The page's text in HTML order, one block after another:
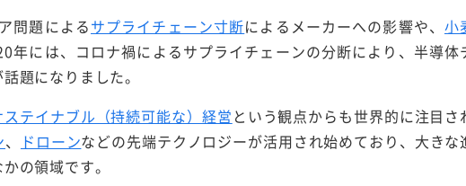
問題によるサプライチェーン寸断によるメーカーへの影響や、 小
年には、コロナ禍によるサプライチェーンの分断により、半導体
話題になりました。
ステイナブル（持続可能な）経営 という観点からも世界的に注目さ
、 ドローンなどの先端テクノロジーが活用され始めており、大きな
の領域です。